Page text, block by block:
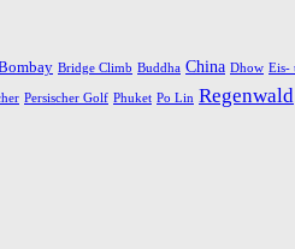
Bridge Climb Buddha China Dhow Eis-
Persischer Golf Phuket Po Lin Regenwald